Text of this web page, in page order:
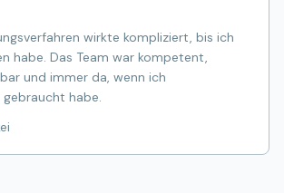
wirkte kompliziert, bis ich
habe. Das Team war kompetent,
und immer da, wenn ich
habe.